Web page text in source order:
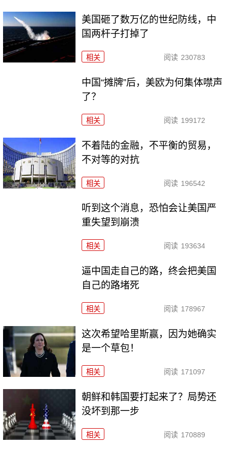
美国砸了数万亿的世纪防线，中
国两杆子打掉了
相关 阅读 230783
中国“摊牌”后，美欧为何集体噤声
了？
相关 阅读 199172
不着陆的金融，不平衡的贸易，
不对等的对抗
相关 阅读 196542
听到这个消息，恐怕会让美国严
重失望到崩溃
相关 阅读 193634
逼中国走自己的路，终会把美国
自己的路堵死
相关 阅读 178967
这次希望哈里斯赢，因为她确实
是一个草包！
相关 阅读 171097
朝鲜和韩国要打起来了？局势还
没坏到那一步
相关 阅读 170889